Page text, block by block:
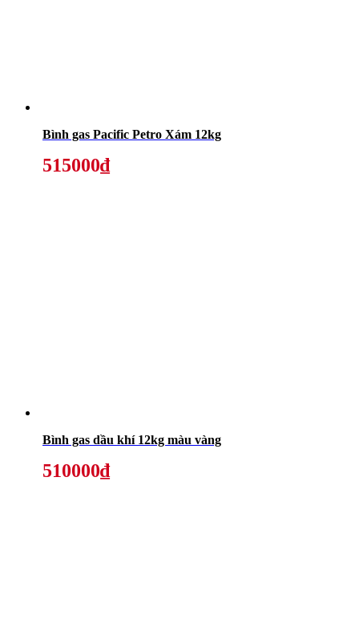
Bình gas Pacific Petro Xám 12kg
515000₫
Bình gas dầu khí 12kg màu vàng
510000₫